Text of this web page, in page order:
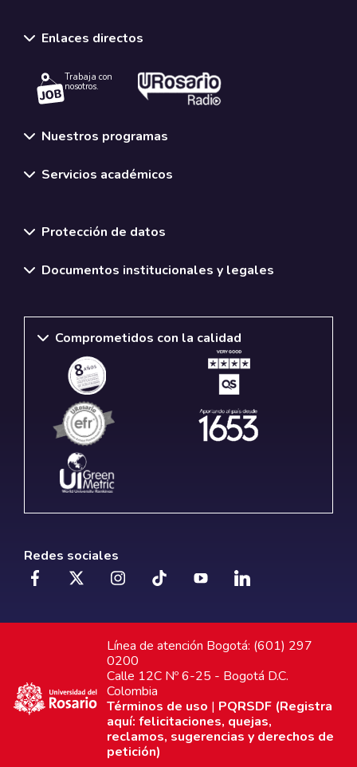
Enlaces directos
Trabaja con
nosotros.
Nuestros programas
Servicios académicos
Protección de datos
Documentos institucionales y legales
Comprometidos con la calidad
Redes sociales
Línea de atención Bogotá: (601) 297
0200
Calle 12C Nº 6-25 - Bogotá D.C.
Colombia
Términos de uso | PQRSDF (Registra
aquí: felicitaciones, quejas,
reclamos, sugerencias y derechos de
petición)